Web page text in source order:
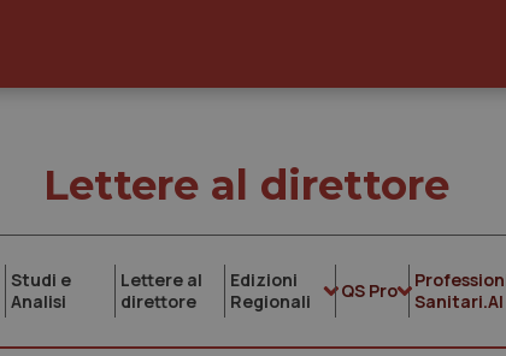
Lettere al direttore
Studi e
Analisi
Lettere al
direttore
Edizioni
Regionali
QS Pro
Sanitari.AI